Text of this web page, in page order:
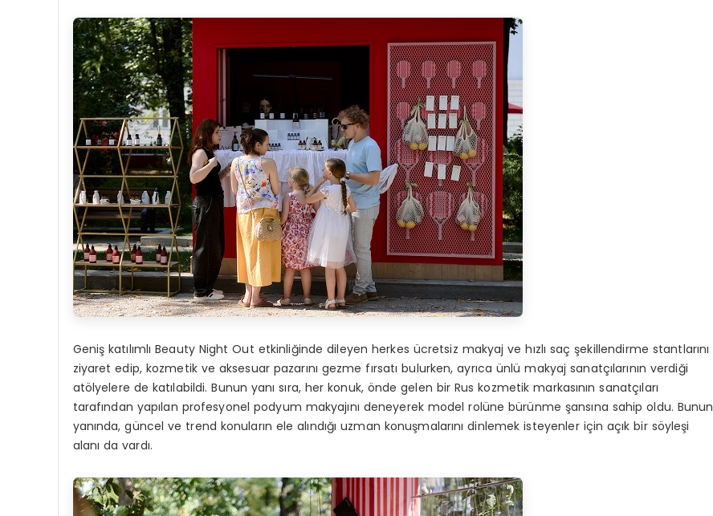
Geniş katılımlı Beauty Night Out etkinliğinde dileyen herkes ücretsiz makyaj ve hızlı saç şekillendirme stantlarını
ziyaret edip, kozmetik ve aksesuar pazarını gezme fırsatı bulurken, ayrıca ünlü makyaj sanatçılarının verdiği
atölyelere de katılabildi. Bunun yanı sıra, her konuk, önde gelen bir Rus kozmetik markasının sanatçıları
tarafından yapılan profesyonel podyum makyajını deneyerek model rolüne bürünme şansına sahip oldu. Bunun
yanında, güncel ve trend konuların ele alındığı uzman konuşmalarını dinlemek isteyenler için açık bir söyleşi
alanı da vardı.